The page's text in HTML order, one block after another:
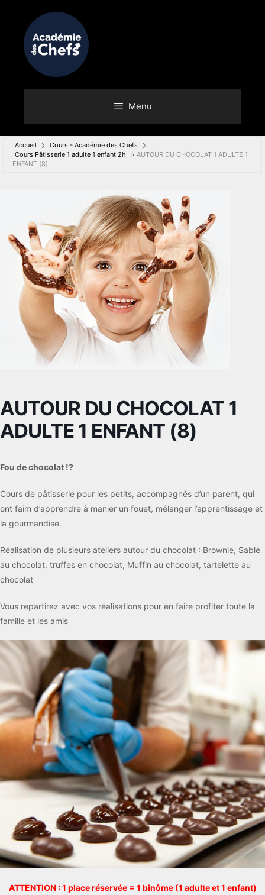
Menu
Accueil
Cours - Académie des Chefs
Cours Pâtisserie 1 adulte 1 enfant 2h
AUTOUR DU CHOCOLAT 1 ADULTE 1
ENFANT (8)
AUTOUR DU CHOCOLAT 1
ADULTE 1 ENFANT (8)
Fou de chocolat !?
Cours de pâtisserie pour les petits, accompagnés d’un parent, qui
ont faim d’apprendre à manier un fouet, mélanger l’apprentissage et
la gourmandise.
Réalisation de plusieurs ateliers autour du chocolat : Brownie, Sablé
au chocolat, truffes en chocolat, Muffin au chocolat, tartelette au
chocolat
Vous repartirez avec vos réalisations pour en faire profiter toute la
famille et les amis
ATTENTION : 1 place réservée = 1 binôme (1 adulte et 1 enfant)